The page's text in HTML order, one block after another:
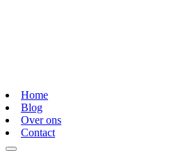
Home
Blog
Over ons
Contact